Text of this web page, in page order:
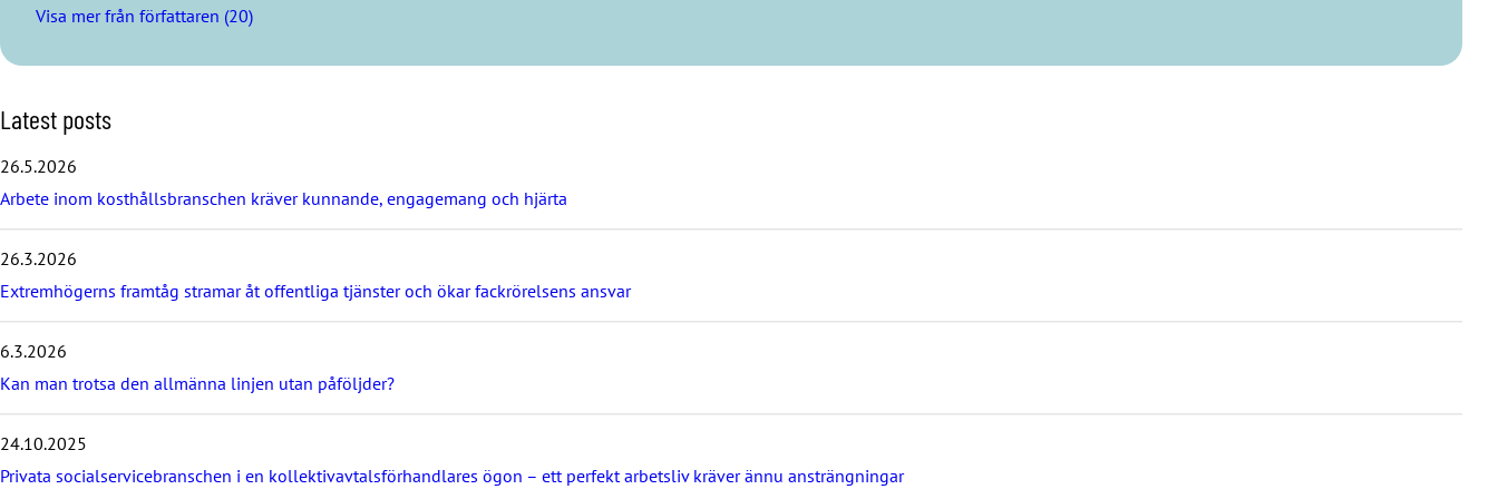
Visa mer från författaren (20)
S
k
i
p
l
e
s
o
s
Latest posts
26.5.2026
Arbete inom kosthållsbranschen kräver kunnande, engagemang och hjärta
26.3.2026
Extremhögerns framtåg stramar åt offentliga tjänster och ökar fackrörelsens ansvar
6.3.2026
Kan man trotsa den allmänna linjen utan påföljder?
24.10.2025
Privata socialservicebranschen i en kollektivavtalsförhandlares ögon – ett perfekt arbetsliv kräver ännu ansträngningar